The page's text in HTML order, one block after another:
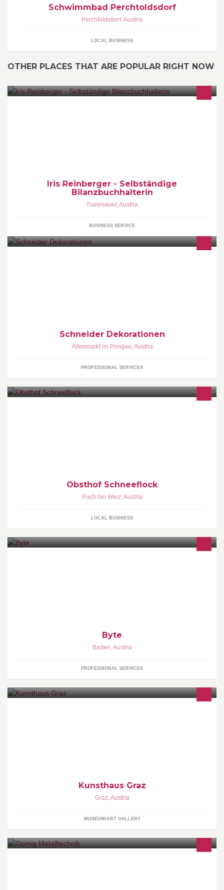
Schwimmbad Perchtoldsdorf
Perchtoldsdorf,Austria
LOCAL BUSINESS
OTHER PLACES THAT ARE POPULAR RIGHT NOW
Iris Reinberger - Selbständige
Bilanzbuchhalterin
Traismauer,Austria
BUSINESS SERVICE
Schneider Dekorationen
Altenmarkt im Pongau,Austria
PROFESSIONAL SERVICES
Obsthof Schneeflock
Puch bei Weiz,Austria
LOCAL BUSINESS
Byte
Baden,Austria
PROFESSIONAL SERVICES
Kunsthaus Graz
Graz,Austria
MUSEUM/ART GALLERY